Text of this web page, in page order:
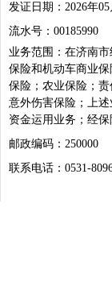
发证日期：2026年05
流水号：00185990
业务范围：在济南
保险和机动车商业
保险；农业保险；
意外伤害保险；上
资金运用业务；经保
邮政编码：250000
联系电话：0531-